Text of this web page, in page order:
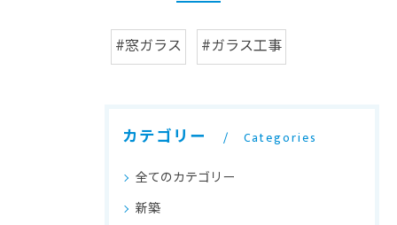
#窓ガラス #ガラス工事
カテゴリー Categories
全てのカテゴリー
新築